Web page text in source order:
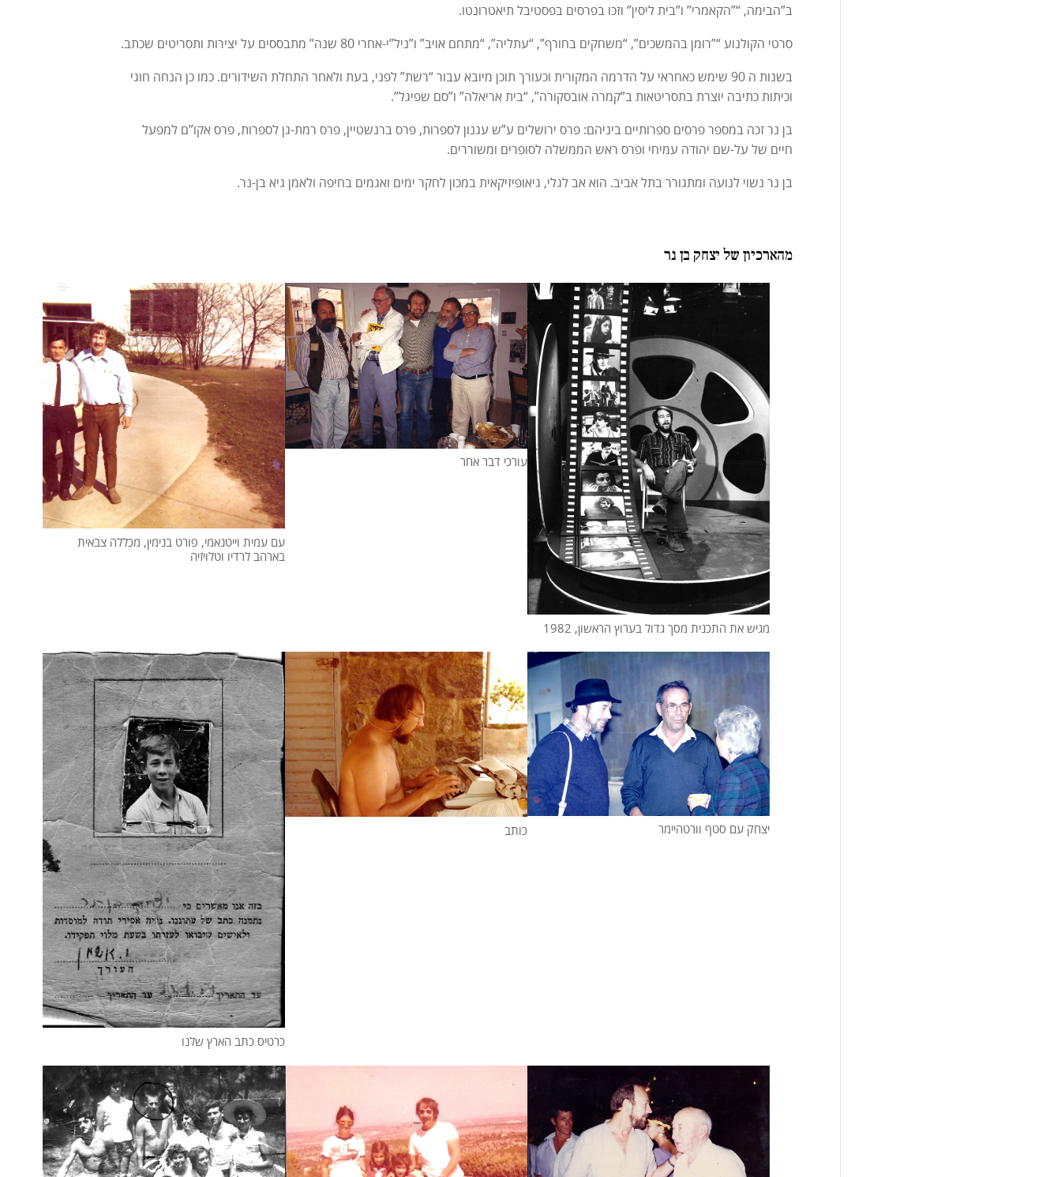
ב”הבימה, “”הקאמרי” ו”בית ליסין” וזכו בפרסים בפסטיבל תיאטרונטו.
סרטי הקולנוע “”רומן בהמשכים”, “משחקים בחורף”, “עתליה”, “מתחם אויב” ו”ניל”י-אחרי 80 שנה” מתבססים על יצירות ותסריטים שכתב.
בשנות ה 90 שימש כאחראי על הדרמה המקורית וכעורך תוכן מיובא עבור “רשת” לפני, בעת ולאחר התחלת השידורים. כמו כן הנחה חוגי
וכיתות כתיבה יוצרת בתסריטאות ב”קמרה אובסקורה”, “בית אריאלה” ו”סם שפיגל”.
בן נר זכה במספר פרסים ספרותיים ביניהם: פרס ירושלים ע”ש עגנון לספרות, פרס ברנשטיין, פרס רמת-גן לספרות, פרס אקו”ם למפעל
חיים של על-שם יהודה עמיחי ופרס ראש הממשלה לסופרים ומשוררים.
בן נר נשוי לנועה ומתגורר בתל אביב. הוא אב לגלי, גיאופיזיקאית במכון לחקר ימים ואגמים בחיפה ולאמן גיא בן-נר.
מהארכיון של יצחק בן נר
עם עמית וייטנאמי, פורט בנימין, מכללה צבאית
בארהב לרדיו וטלויזיה
עורכי דבר אחר
מגיש את התכנית מסך גדול בערוץ הראשון, 1982
כרטיס כתב הארץ שלנו
כותב יצחק עם סטף וורטהיימר